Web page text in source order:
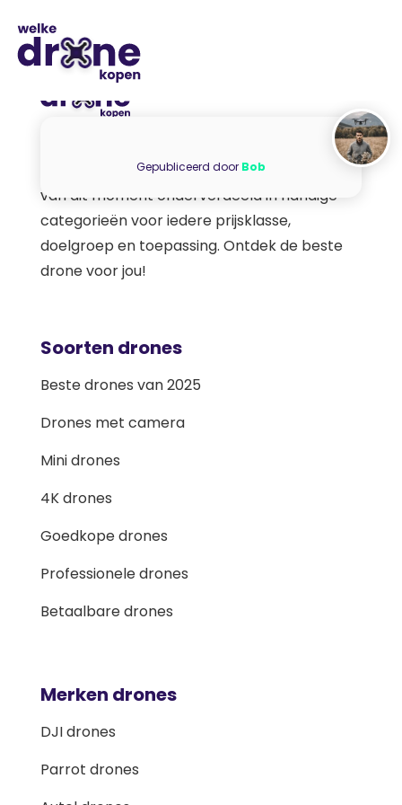
Gepubliceerd door Bob
Op WelkeDroneKopen.nl vind je alle drones
van dit moment onderverdeeld in handige
categorieën voor iedere prijsklasse,
doelgroep en toepassing. Ontdek de beste
drone voor jou!
Soorten drones
Beste drones van 2025
Drones met camera
Mini drones
4K drones
Goedkope drones
Professionele drones
Betaalbare drones
Merken drones
DJI drones
Parrot drones